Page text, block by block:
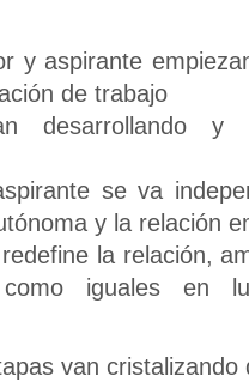
y aspirante
de trabajo
desarrollando y
se va
y la relación
la relación,
como iguales en
van cristalizando